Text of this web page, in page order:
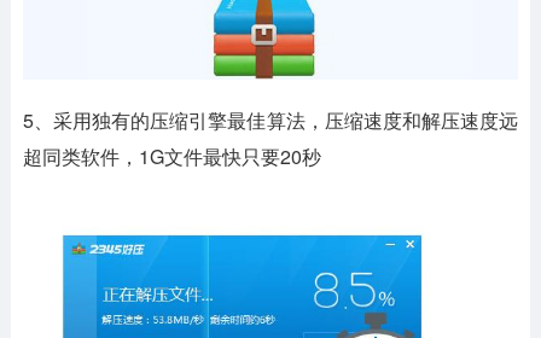
5、采用独有的压缩引擎最佳算法，压缩速度和解压速度远
超同类软件，1G文件最快只要20秒